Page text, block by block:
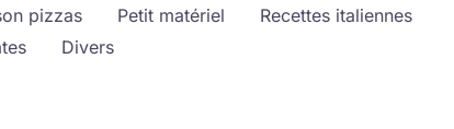
pizzas Petit matériel
Recettes italiennes
Divers
Rechercher